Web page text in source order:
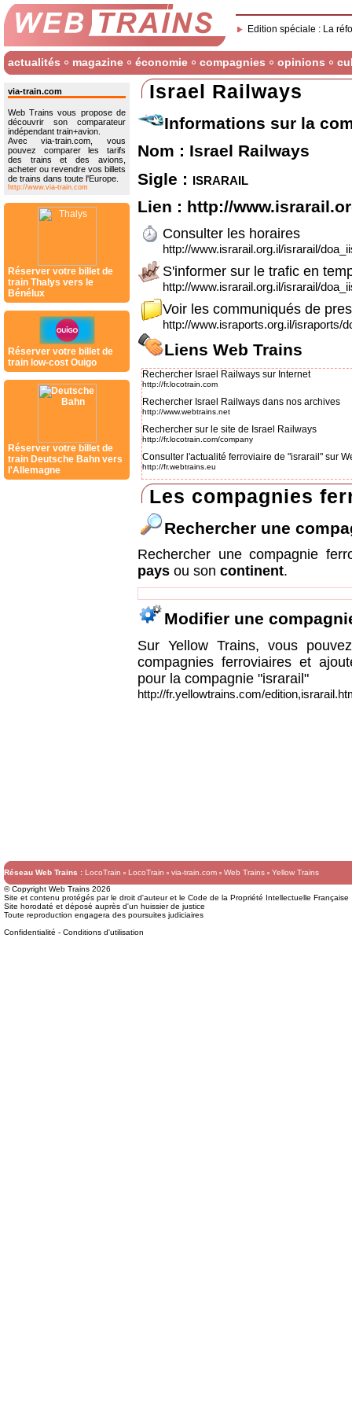
Edition spéciale : La
actualités magazine économie compagnies opinions
via-train.com
Web Trains vous propose de
découvrir son comparateur
indépendant train+avion.
Avec via-train.com, vous
pouvez comparer les tarifs
des trains et des avions,
acheter ou revendre vos billets
de trains dans toute l'Europe.
http://www.via-train.com
Réserver votre billet de
train Thalys vers le
Bénélux
Réserver votre billet de
train low-cost Ouigo
Réserver votre billet de
train Deutsche Bahn vers
l'Allemagne
Israel Railways
Informations sur la
Nom : Israel Railways
Sigle : israrail
Lien : http://
Consulter les horaires
http://www.israrail.org.il/israrail/
S'informer sur le trafic en
http://www.israrail.org.il/israrail/
Voir les communiqués de
http://www.israports.org.il/israports/
Liens Web Trains
Rechercher Israel Railways sur Internet
http://fr.locotrain.com
Rechercher Israel Railways dans nos archives
http://www.webtrains.net
Rechercher sur le site de Israel Railways
http://fr.locotrain.com/company
Consulter l'actualité ferroviaire de "israrail" sur
http://fr.webtrains.eu
Les compagnies
Rechercher une
Rechercher une compagnie
pays ou son continent.
Modifier une
Sur Yellow Trains, vous
compagnies ferroviaires et
pour la compagnie "israrail"
http://fr.yellowtrains.com/
Réseau Web Trains : LocoTrain LocoTrain via-train.com Web Trains
Yellow Trains
© Copyright Web Trains 2026
Site et contenu protégés par le droit d'auteur et le Code de la Propriété Intellectuelle Française
Site horodaté et déposé auprès d'un huissier de justice
Toute reproduction engagera des poursuites judiciaires
Confidentialité - Conditions d'utilisation